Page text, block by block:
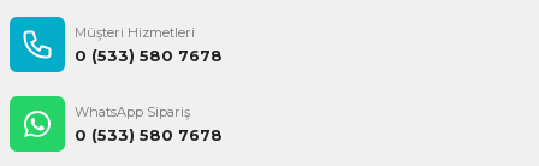
Müşteri Hizmetleri
0 (533) 580 7678
WhatsApp Sipariş
0 (533) 580 7678